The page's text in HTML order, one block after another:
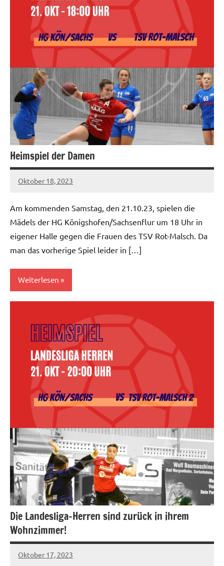
Heimspiel der Damen
Oktober 18, 2023
hgadmin
Am kommenden Samstag, den 21.10.23, spielen die
Mädels der HG Königshofen/Sachsenflur um 18 Uhr in
eigener Halle gegen die Frauen des TSV Rot-Malsch. Da
man das vorherige Spiel leider in […]
Weiterlesen
Die Landesliga-Herren sind zurück in ihrem
Wohnzimmer!
Oktober 17, 2023
hgadmin